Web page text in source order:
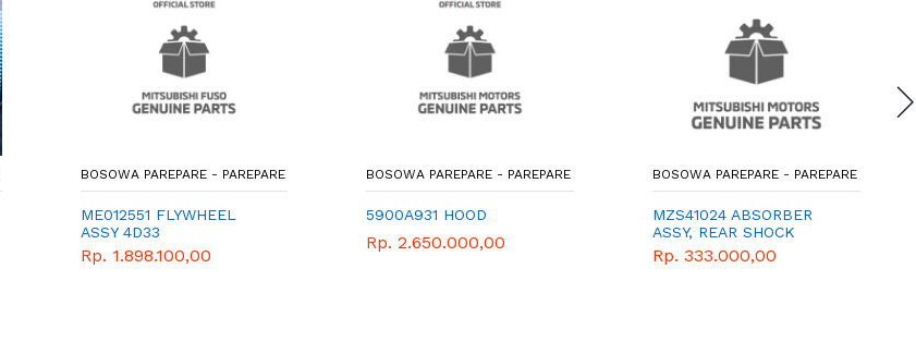
BOSOWA PAREPARE - PAREPARE
ME012551 FLYWHEEL
ASSY 4D33
Rp. 1.898.100,00
BOSOWA PAREPARE - PAREPARE
5900A931 HOOD
Rp. 2.650.000,00
BOSOWA PAREPARE - PAREPARE
MZS41024 ABSORBER
ASSY, REAR SHOCK
Rp. 333.000,00